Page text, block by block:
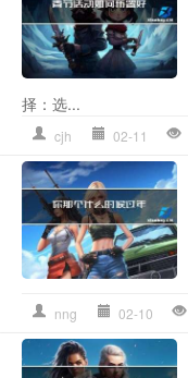
择：选...
cjh 02-11
nng 02-10